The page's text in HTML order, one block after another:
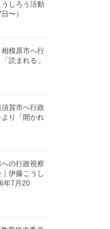
しろう活動
〜）
相模原市へ行
読まれる」
須賀市へ行政
り「開かれ
への行政視察
伊藤こうし
年7月20